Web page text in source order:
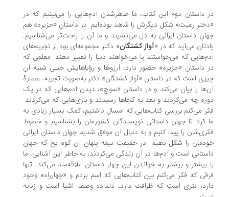
داستان دوم این کتاب، ما ظاهرشدن آدم‌هایی را می‌بینیم که در
رعیت» شکل دیگرش را شاهد بوده‌ایم. در داستان «جزیره» هم
داستان ایرانی به دل می‌نشیند و ما آن را راحت‌تر می‌شناسیم.
می‌آید که در «آواز کشتگان» دکتر مجموعه‌ای بود از تجربه‌های
که می‌خواستند یا می‌خواهند دنیا را تغییر دهند. معلمی که
داستانِ «جزیره» حضور دارد، ‌آرزوها و رؤیاهایش خیلی شبیه آن
است که در داستان «آواز کشتگان» دکتر به‌صورت تجربه، عصارۀ
را بیان می‌کند و در داستان «سوچ»، دیدن آدم‌هایی که در یک
چه می‌کردند و بعد به کجاها رسیدند و بازی‌هایی که می‌کردند.
می‌کنم بررسی کتاب‌هایی که امسال داشتیم، کمک بسیار زیادی به
کرد تا جهان داستانی نویسندگان کشورمان را بشناسیم و خطوط
را پیدا کنیم و به دنبال آن موفق شدیم جهان داستان ایرانی
را شکل دهیم. در حقیقت نیمه‌ پنهانِ آن کوه یخ که جهان
است و آدم‌ها در آن زندگی می‌کردند، به خاطر این آشنایی، ما
بیشتر و بیشتر به خواندن این چهار داستان علاقه‌مند می‌کند. تنها
که فکر می‌کنم بین کتاب‌هایی که اسم بردم و «چهارراه» وجود
نثری است که ظرافت دارد، دلداده وصف اشیا است و زنانه